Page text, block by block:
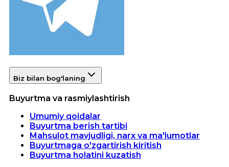
Biz bilan bog'laning
Buyurtma va rasmiylashtirish
Umumiy qoidalar
Buyurtma berish tartibi
Mahsulot mavjudligi, narx va ma'lumotlar
Buyurtmaga o'zgartirish kiritish
Buyurtma holatini kuzatish